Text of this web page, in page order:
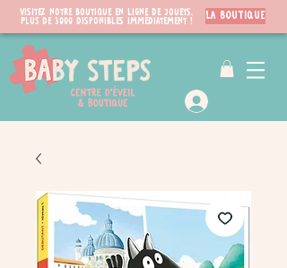
Visitez notre boutique en ligne de jouets.
PLUS de 3000 disponibles immédiatement !
LA BOUTIQUE